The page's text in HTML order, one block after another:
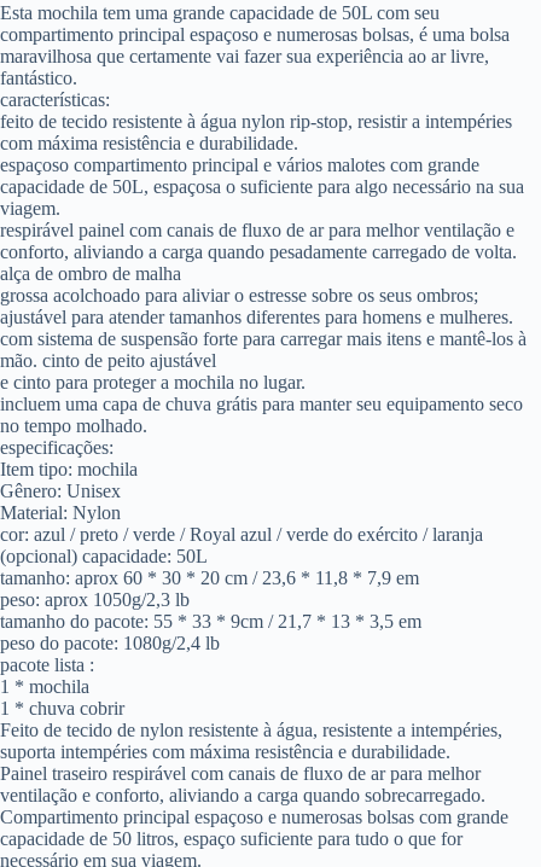
Esta mochila tem uma grande capacidade de 50L com seu
compartimento principal espaçoso e numerosas bolsas, é uma bolsa
maravilhosa que certamente vai fazer sua experiência ao ar livre,
fantástico.
características:
feito de tecido resistente à água nylon rip-stop, resistir a intempéries
com máxima resistência e durabilidade.
espaçoso compartimento principal e vários malotes com grande
capacidade de 50L, espaçosa o suficiente para algo necessário na sua
viagem.
respirável painel com canais de fluxo de ar para melhor ventilação e
conforto, aliviando a carga quando pesadamente carregado de volta.
alça de ombro de malha
grossa acolchoado para aliviar o estresse sobre os seus ombros;
ajustável para atender tamanhos diferentes para homens e mulheres.
com sistema de suspensão forte para carregar mais itens e mantê-los à
mão. cinto de peito ajustável
e cinto para proteger a mochila no lugar.
incluem uma capa de chuva grátis para manter seu equipamento seco
no tempo molhado.
especificações:
Item tipo: mochila
Gênero: Unisex
Material: Nylon
cor: azul / preto / verde / Royal azul / verde do exército / laranja
(opcional) capacidade: 50L
tamanho: aprox 60 * 30 * 20 cm / 23,6 * 11,8 * 7,9 em
peso: aprox 1050g/2,3 lb
tamanho do pacote: 55 * 33 * 9cm / 21,7 * 13 * 3,5 em
peso do pacote: 1080g/2,4 lb
pacote lista :
1 * mochila
1 * chuva cobrir
Feito de tecido de nylon resistente à água, resistente a intempéries,
suporta intempéries com máxima resistência e durabilidade.
Painel traseiro respirável com canais de fluxo de ar para melhor
ventilação e conforto, aliviando a carga quando sobrecarregado.
Compartimento principal espaçoso e numerosas bolsas com grande
capacidade de 50 litros, espaço suficiente para tudo o que for
necessário em sua viagem.